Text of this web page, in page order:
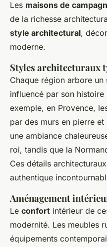
Les maisons de
de la richesse
style architectural,
moderne.
Styles architecturaux
Chaque région arbore un
influencé par son
exemple, en Provence,
par des murs en pierre
une ambiance
roi, tandis que la
Ces détails
authentique
Aménagement
Le confort intérieur de
modernité. Les meubles
équipements